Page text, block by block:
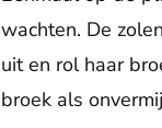
wachten. De
uit en rol haar
broek als